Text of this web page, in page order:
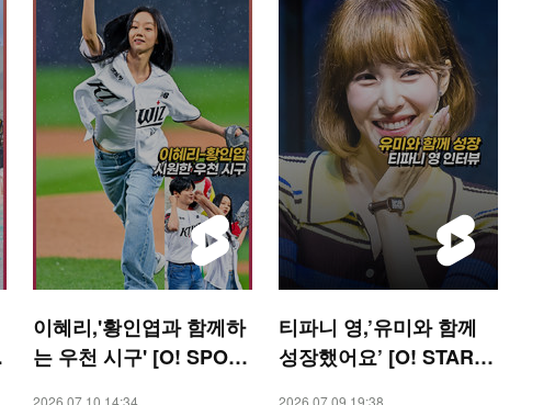
이혜리,'황인엽과 함께하
는 우천 시구' [O! SPOR
2026.07.10 14:34
티파니 영,’유미와 함께
성장했어요’ [O! STAR
2026.07.09 19:38